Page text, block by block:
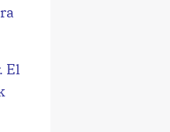
El